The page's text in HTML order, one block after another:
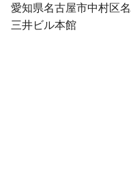
愛知県名古屋市中村区
三井ビル本館